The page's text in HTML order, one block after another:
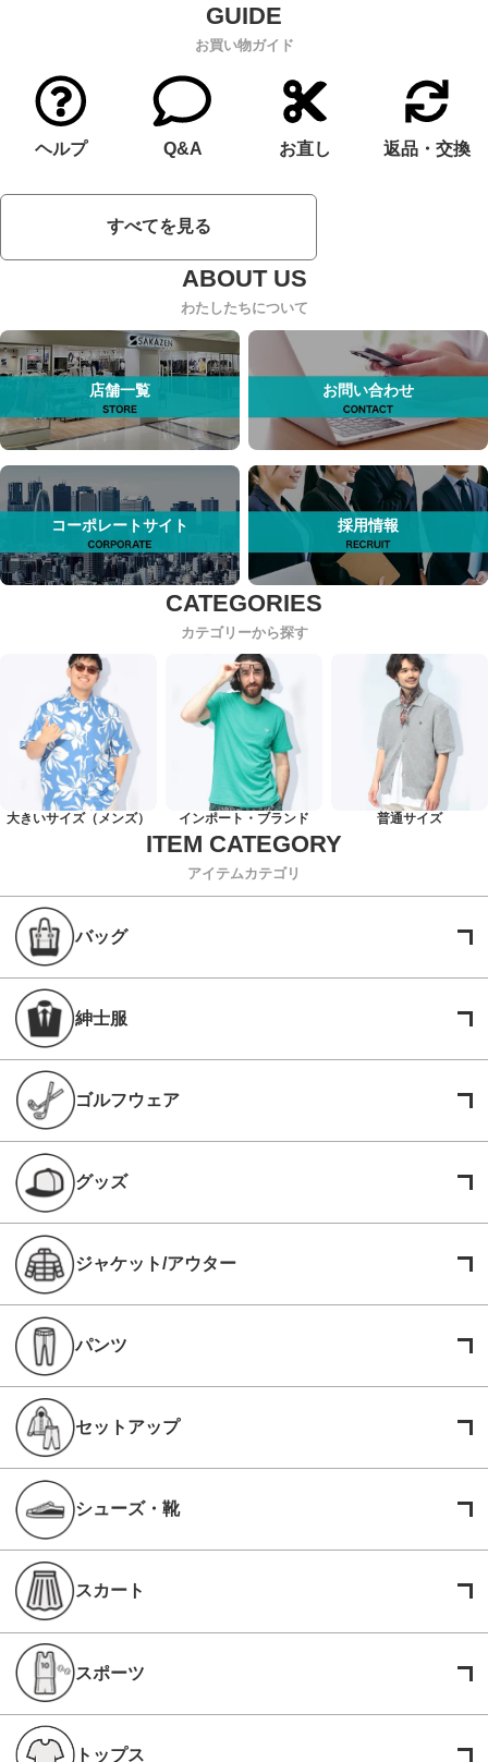
お買い物ガイド
ヘルプ Q&A お直し 返品・交換
すべてを見る
わたしたちについて
店舗一覧 お問い合わせ
コーポレートサイト 採用情報
カテゴリーから探す
大きいサイズ（メンズ） インポート・ブランド 普通サイズ
アイテムカテゴリ
バッグ
紳士服
ゴルフウェア
グッズ
ジャケット/アウター
パンツ
セットアップ
シューズ・靴
スカート
スポーツ
トップス